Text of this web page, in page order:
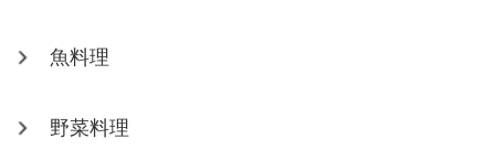
魚料理
野菜料理